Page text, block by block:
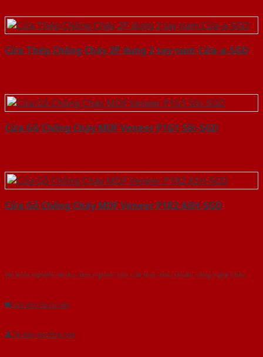
Cửa Thép Chống Cháy 2P dung 2 tay nam Cửa-a-SGD
Cửa Gỗ Chống Cháy MDF Veneer P1G1 Sồi-SGD
Cửa Gỗ Chống Cháy MDF Veneer P1R2 ASH-SGD
Với kinh nghiệm nhiêu năm nghiên cứu cửa theo tiêu chuẩn công nghệ Châu
Gửi yêu cầu tư vấn
Tải báo giá tổng hợp